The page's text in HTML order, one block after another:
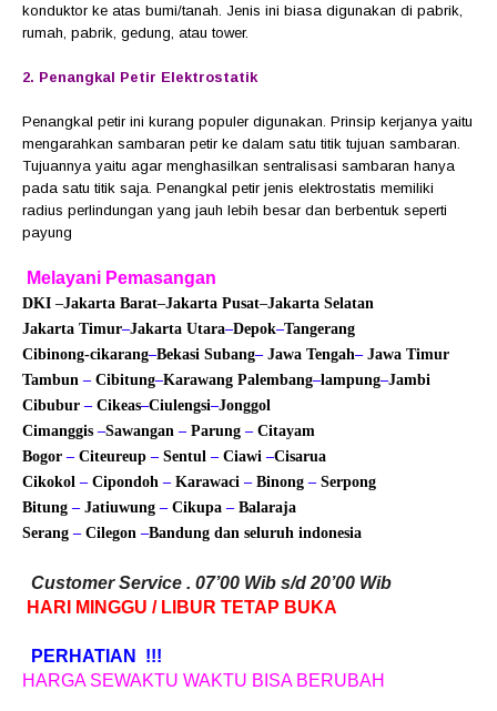
konduktor ke atas bumi/tanah. Jenis ini biasa digunakan di pabrik,
rumah, pabrik, gedung, atau tower.
2. Penangkal Petir Elektrostatik
Penangkal petir ini kurang populer digunakan. Prinsip kerjanya yaitu
mengarahkan sambaran petir ke dalam satu titik tujuan sambaran.
Tujuannya yaitu agar menghasilkan sentralisasi sambaran hanya
pada satu titik saja. Penangkal petir jenis elektrostatis memiliki
radius perlindungan yang jauh lebih besar dan berbentuk seperti
payung
Melayani Pemasangan
DKI –Jakarta Barat–Jakarta Pusat–Jakarta Selatan
Jakarta Timur–Jakarta Utara–Depok–Tangerang
Cibinong-cikarang–Bekasi Subang– Jawa Tengah– Jawa Timur
Tambun – Cibitung–Karawang Palembang–lampung–Jambi
Cibubur – Cikeas–Ciulengsi–Jonggol
Cimanggis –Sawangan – Parung – Citayam
Bogor – Citeureup – Sentul – Ciawi –Cisarua
Cikokol – Cipondoh – Karawaci – Binong – Serpong
Bitung – Jatiuwung – Cikupa – Balaraja
Serang – Cilegon –Bandung dan seluruh indonesia
Customer Service . 07’00 Wib s/d 20’00 Wib
HARI MINGGU / LIBUR TETAP BUKA
PERHATIAN !!!
HARGA SEWAKTU WAKTU BISA BERUBAH